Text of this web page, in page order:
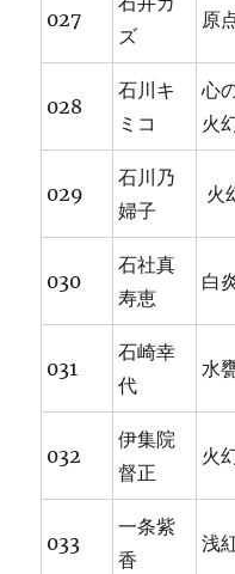
027
ズ
原
028
石川キ
ミコ
心
火
029
石川乃
婦子
火
030
石社真
寿恵
白
031
石崎幸
代
水
032
伊集院
督正
火
033
一条紫
香
浅